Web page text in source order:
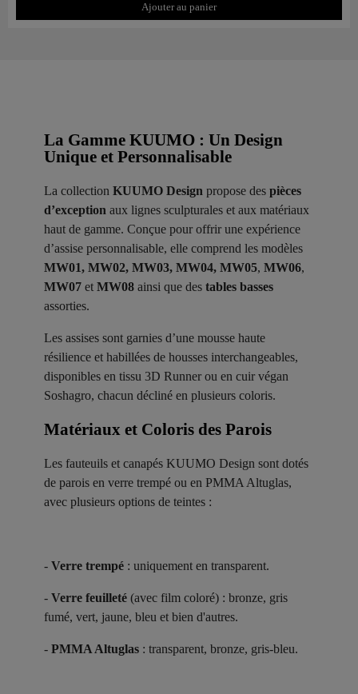
Ajouter au panier
La Gamme KUUMO : Un Design
Unique et Personnalisable
La collection KUUMO Design propose des pièces
d’exception aux lignes sculpturales et aux matériaux
haut de gamme. Conçue pour offrir une expérience
d’assise personnalisable, elle comprend les modèles
MW01, MW02, MW03, MW04, MW05, MW06,
MW07 et MW08 ainsi que des tables basses
assorties.
Les assises sont garnies d’une mousse haute
résilience et habillées de housses interchangeables,
disponibles en tissu 3D Runner ou en cuir végan
Soshagro, chacun décliné en plusieurs coloris.
Matériaux et Coloris des Parois ​
Les fauteuils et canapés KUUMO Design sont dotés
de parois en verre trempé ou en PMMA Altuglas,
avec plusieurs options de teintes :
- Verre trempé : uniquement en transparent.
- Verre feuilleté (avec film coloré) : bronze, gris
fumé, vert, jaune, bleu et bien d'autres.
- PMMA Altuglas : transparent, bronze, gris-bleu.